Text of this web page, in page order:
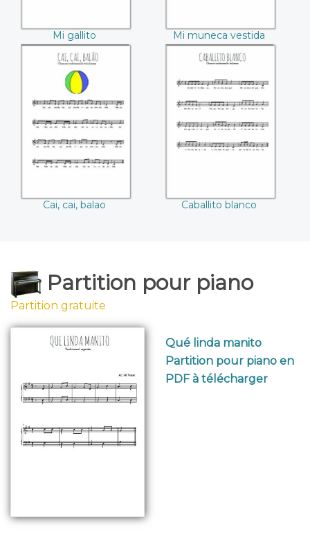
Mi gallito
Mi muneca vestida
de azul
Cai, cai, balao
Cai, cai, balao Caballito blanco
Partition pour piano
Partition gratuite
Qué linda manito
Partition pour piano en
PDF à télécharger